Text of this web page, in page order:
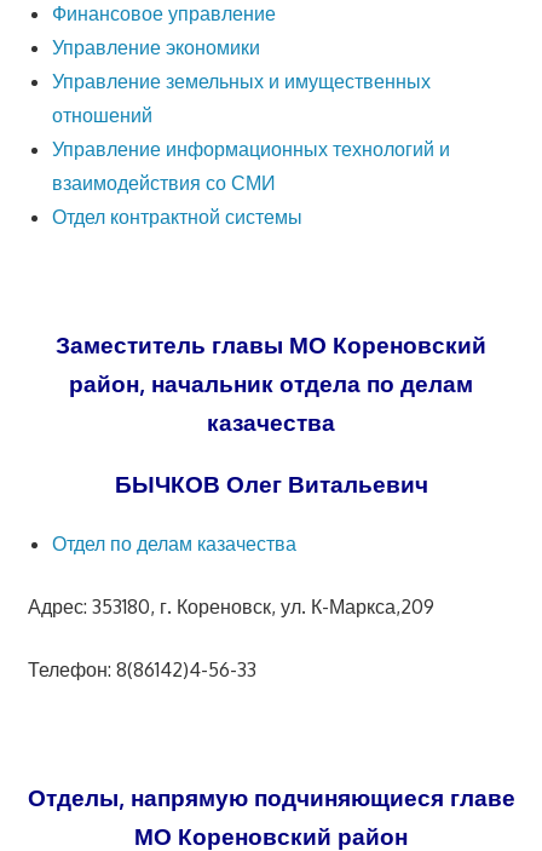
Финансовое управление
Управление экономики
Управление земельных и имущественных
отношений
Управление информационных технологий и
взаимодействия со СМИ
Отдел контрактной системы
Заместитель главы МО Кореновский
район, начальник отдела по делам
казачества
БЫЧКОВ Олег Витальевич
Отдел по делам казачества
Адрес: 353180, г. Кореновск, ул. К-Маркса,209
Телефон: 8(86142)4-56-33
Отделы, напрямую подчиняющиеся главе
МО Кореновский район